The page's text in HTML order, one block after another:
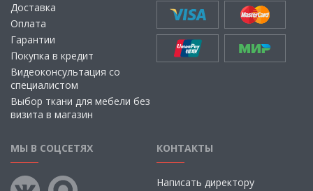
Доставка
Оплата
Гарантии
Покупка в кредит
Видеоконсультация со
специалистом
Выбор ткани для мебели без
визита в магазин
МЫ В СОЦСЕТЯХ КОНТАКТЫ
Написать директору